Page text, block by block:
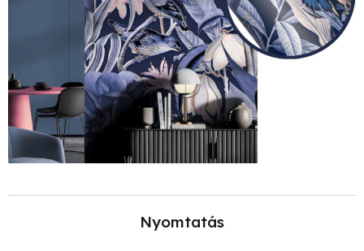
Nyomtatás